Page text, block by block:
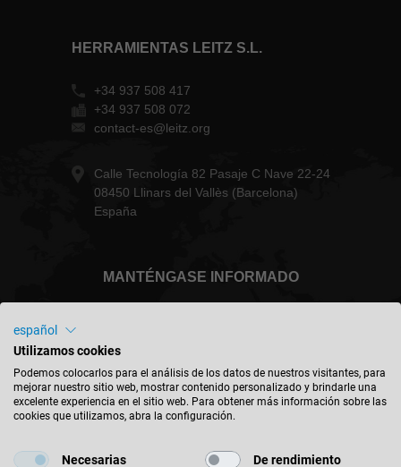
HERRAMIENTAS LEITZ S.L.
+34 937 508 417
+34 937 508 072
contact-es@leitz.org
Calle Tecnología 82 Pasaje C Nave 22-24
08450 Llinars del Vallès (Barcelona)
España
MANTÉNGASE INFORMADO
España - español
español
Utilizamos cookies
Podemos colocarlos para el análisis de los datos de nuestros visitantes, para
mejorar nuestro sitio web, mostrar contenido personalizado y brindarle una
excelente experiencia en el sitio web. Para obtener más información sobre las
cookies que utilizamos, abra la configuración.
Necesarias De rendimiento